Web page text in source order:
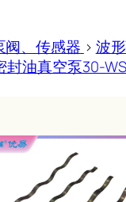
阀、传感器 > 波
封油真空泵30-